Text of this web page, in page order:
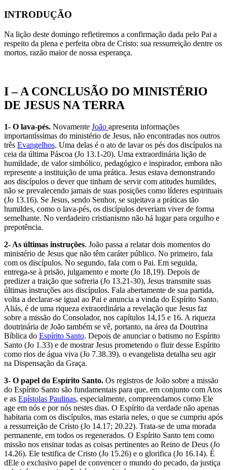
INTRODUÇÃO
Na lição deste domingo refletiremos a confirmação dada pelo Pai a
respeito da plena e perfeita obra de Cristo: sua ressurreição dentre os
mortos, razão maior de nossa esperança.
I – A CONCLUSÃO DO MINISTÉRIO
DE JESUS NA TERRA
1- O lava-pés. Novamente João apresenta informações
importantíssimas do ministério de Jesus, não encontradas nos outros
três Evangelhos. Uma delas é o ato de lavar os pés dos discípulos na
ceia da última Páscoa (Jo 13.1-20). Uma extraordinária lição de
humildade, de valor simbólico, pedagógico e inspirador, embora não
represente a instituição de uma prática. Jesus estava demonstrando
aos discípulos o dever que tinham de servir com atitudes humildes,
não se prevalecendo jamais de suas posições como líderes espirituais
(Jo 13.16). Se Jesus, sendo Senhor, se sujeitava a práticas tão
humildes, como o lava-pés, os discípulos deveriam viver de forma
semelhante. No verdadeiro cristianismo não há lugar para orgulho e
prepotência.
2- As últimas instruções. João passa a relatar dois momentos do
ministério de Jesus que não têm caráter público. No primeiro, fala
com os discípulos. No segundo, fala com o Pai. Em seguida,
entrega-se à prisão, julgamento e morte (Jo 18,19). Depois de
predizer a traição que sofreria (Jo 13.21-30), Jesus transmite suas
últimas instruções aos discípulos. Fala abertamente de sua partida,
volta a declarar-se igual ao Pai e anuncia a vinda do Espírito Santo.
Aliás, é de uma riqueza extraordinária a revelação que Jesus faz
sobre a missão do Consolador, nos capítulos 14,15 e 16. A riqueza
doutrinária de João também se vê, portanto, na área da Doutrina
Bíblica do Espírito Santo. Depois de anunciar o batismo no Espírito
Santo (Jo 1.33) e de mostrar Jesus prometendo o fluir desse Espírito
como rios de água viva (Jo 7.38.39). o evangelista detalha seu agir
na Dispensação da Graça.
3- O papel do Espírito Santo. Os registros de João sobre a missão
do Espírito Santo são fundamentais para que, em conjunto com Atos
e as Epístolas Paulinas, especialmente, compreendamos como Ele
age em nós e por nós nestes dias. O Espírito da verdade não apenas
habitaria com os discípulos, mas estaria neles, o que se cumpriu após
a ressurreição de Cristo (Jo 14.17; 20.22). Trata-se de uma morada
permanente, em todos os regenerados. O Espírito Santo tem como
missão nos ensinar todas as coisas pertinentes ao Reino de Deus (Jo
14.26). Ele testifica de Cristo (Jo 15.26) e o glorifica (Jo 16.14). É
dEle o exclusivo papel de convencer o mundo do pecado, da justiça